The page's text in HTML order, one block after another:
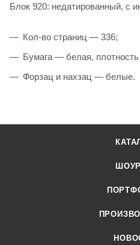
Блок 920: недатированный, с
Кол-во страниц — 336;
Бумага — белая, плотность
Форзац и нахзац — белые.